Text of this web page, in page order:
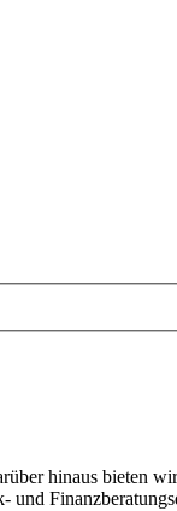
hinaus bieten